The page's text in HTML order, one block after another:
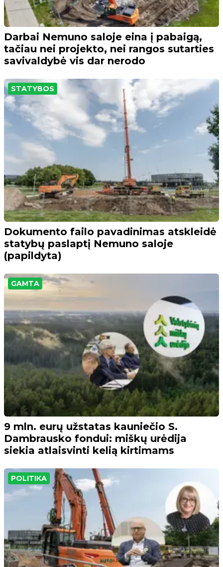
Darbai Nemuno saloje eina į pabaigą,
tačiau nei projekto, nei rangos sutarties
savivaldybė vis dar nerodo
STATYBOS
Dokumento failo pavadinimas atskleidė
statybų paslaptį Nemuno saloje
(papildyta)
GAMTA
9 mln. eurų užstatas kauniečio S.
Dambrausko fondui: miškų urėdija
siekia atlaisvinti kelią kirtimams
POLITIKA